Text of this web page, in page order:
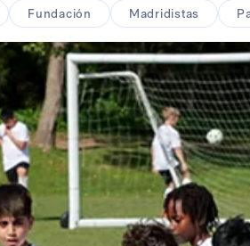
Fundación Madridistas